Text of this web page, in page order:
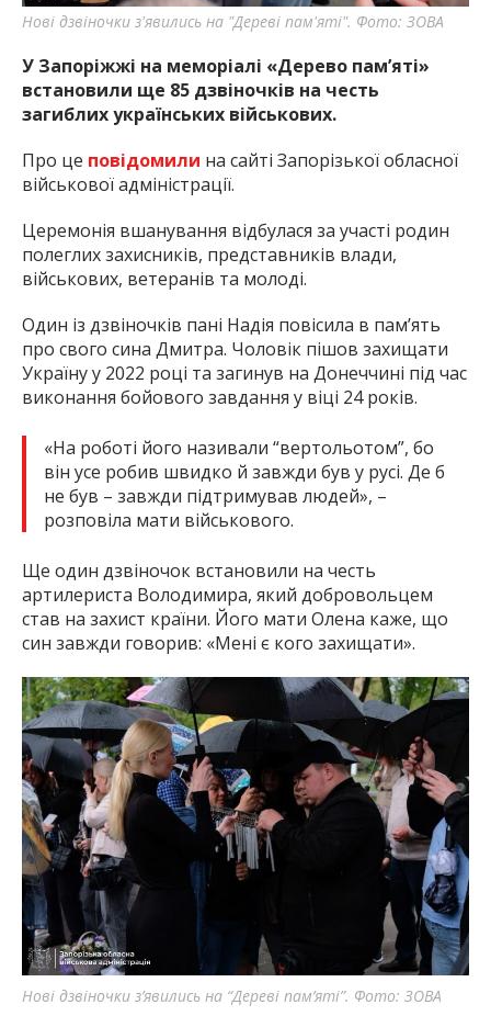
Нові дзвіночки з'явились на "Дереві пам'яті". Фото: ЗОВА
У Запоріжжі на меморіалі «Дерево пам’яті»
встановили ще 85 дзвіночків на честь
загиблих українських військових.
Про це повідомили на сайті Запорізької обласної
військової адміністрації.
Церемонія вшанування відбулася за участі родин
полеглих захисників, представників влади,
військових, ветеранів та молоді.
Один із дзвіночків пані Надія повісила в пам’ять
про свого сина Дмитра. Чоловік пішов захищати
Україну у 2022 році та загинув на Донеччині під час
виконання бойового завдання у віці 24 років.
«На роботі його називали “вертольотом”, бо
він усе робив швидко й завжди був у русі. Де б
не був – завжди підтримував людей», –
розповіла мати військового.
Ще один дзвіночок встановили на честь
артилериста Володимира, який добровольцем
став на захист країни. Його мати Олена каже, що
син завжди говорив: «Мені є кого захищати».
Нові дзвіночки з’явились на “Дереві пам’яті”. Фото: ЗОВА